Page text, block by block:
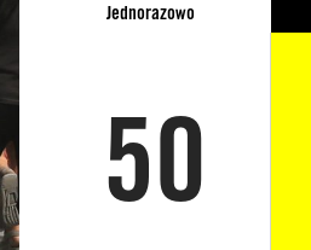
Jednorazowo
50